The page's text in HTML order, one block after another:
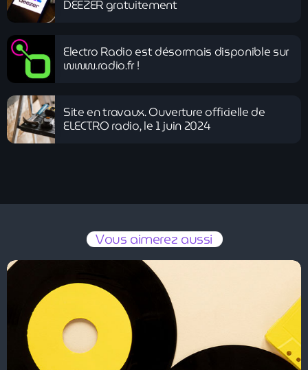
DEEZER gratuitement
Electro Radio est désormais disponible sur
www.radio.fr !
Site en travaux. Ouverture officielle de
ELECTRO radio, le 1 juin 2024
Vous aimerez aussi